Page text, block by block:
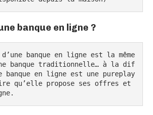
banque en ligne ?
banque en ligne est la même
banque traditionnelle… à la dif
banque en ligne est une pureplay
qu’elle propose ses offres et